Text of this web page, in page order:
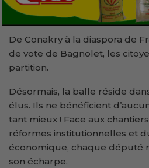
De Conakry à la diaspora de
de vote de Bagnolet, les
partition.
Désormais, la balle réside
élus. Ils ne bénéficient
tant mieux ! Face aux
réformes institutionnelles et
économique, chaque député
son écharpe.